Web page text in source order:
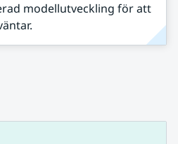
modellutveckling för att